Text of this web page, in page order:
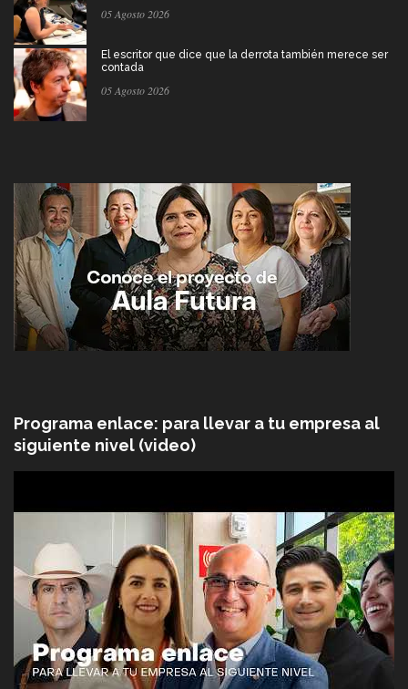
05 Agosto 2026
El escritor que dice que la derrota también merece ser
contada
05 Agosto 2026
Programa enlace: para llevar a tu empresa al
siguiente nivel (video)